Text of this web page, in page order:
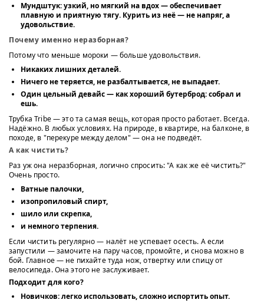
Мундштук:узкий, но мягкий на вдох — обеспечивает
плавную и приятную тягу. Курить из неё — не напряг, а
удовольствие.
Почему именно неразборная?
Потому что меньше мороки — больше удовольствия.
Никаких лишних деталей.
Ничего не теряется, не разбалтывается, не выпадает.
Один цельный девайс — как хороший бутерброд: собрал и
ешь.
Трубка Tribe — это та самая вещь, которая просто работает. Всегда.
Надёжно. В любых условиях. На природе, в квартире, на балконе, в
походе, в "перекуре между делом" — она не подведёт.
А как чистить?
Раз уж она неразборная, логично спросить: "А как же её чистить?"
Очень просто.
Ватные палочки,
изопропиловый спирт,
шило или скрепка,
и немного терпения.
Если чистить регулярно — налёт не успевает осесть. А если
запустили — замочите на пару часов, промойте, и снова можно в
бой. Главное — не пихайте туда нож, отвертку или спицу от
велосипеда. Она этого не заслуживает.
Подходит для кого?
Новичков:легко использовать, сложно испортить опыт.